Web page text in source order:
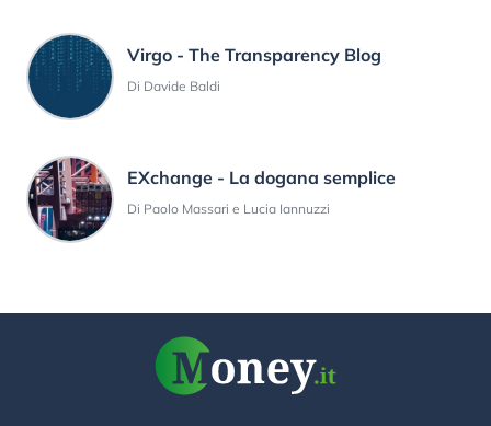
Virgo - The Transparency Blog
Di Davide Baldi
EXchange - La dogana semplice
Di Paolo Massari e Lucia Iannuzzi